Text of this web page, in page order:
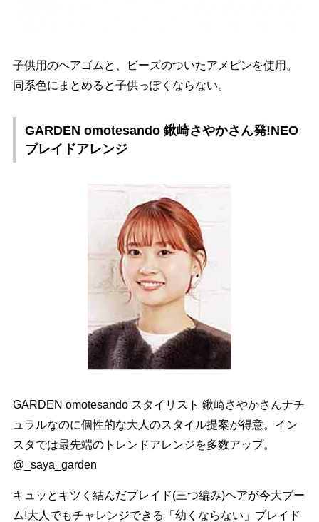
子供用のヘアゴムと、ビーズのついたアメピンを使用。
同系色にまとめると子供っぽくならない。
GARDEN omotesando 鍬崎さやかさん発!NEO
ブレイドアレンジ
GARDEN omotesando スタイリスト 鍬崎さやかさんナチ
ュラルなのに個性的な大人のスタイル提案が得意。イン
スタでは最先端のトレンドアレンジを多数アップ。
@_saya_garden
キュッとキツく結んだブレイド(三つ編み)ヘアが今大ブー
ム!大人でもチャレンジできる「幼くならない」ブレイド